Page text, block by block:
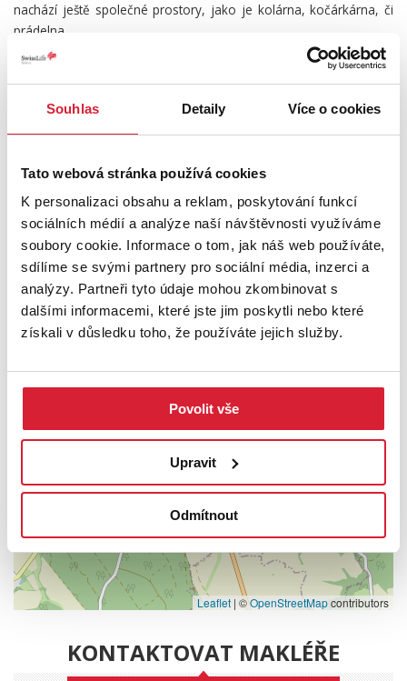
Souhlas Detaily Více o cookies
Tato webová stránka používá cookies
K personalizaci obsahu a reklam, poskytování funkcí
sociálních médií a analýze naší návštěvnosti využíváme
soubory cookie. Informace o tom, jak náš web používáte,
sdílíme se svými partnery pro sociální média, inzerci a
analýzy. Partneři tyto údaje mohou zkombinovat s
dalšími informacemi, které jste jim poskytli nebo které
získali v důsledku toho, že používáte jejich služby.
Povolit vše
Upravit
Odmítnout
nachází ještě společné prostory, jako je kolárna, kočárkárna, či
prádelna.
Náklady na bydlení: Vytápění, voda a fond oprav: 3.386,-.
Hned u domu je obchod se smíšeným zbožím a v bezprostřední
dvě MŠ a jedna ZŠ. Vzdálenost do centra města je cca 2 km.
Prohlídku vřele doporučujeme a budeme se těšit :)
UMÍSTĚNÍ OBJEKTU
−
Leaflet | ©OpenStreetMapcontributors
KONTAKTOVAT MAKLÉŘE